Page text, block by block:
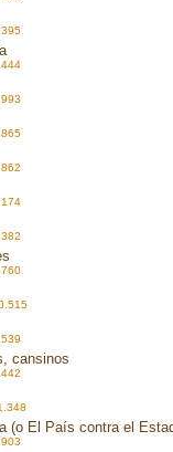
cansinos
(o El País contra el